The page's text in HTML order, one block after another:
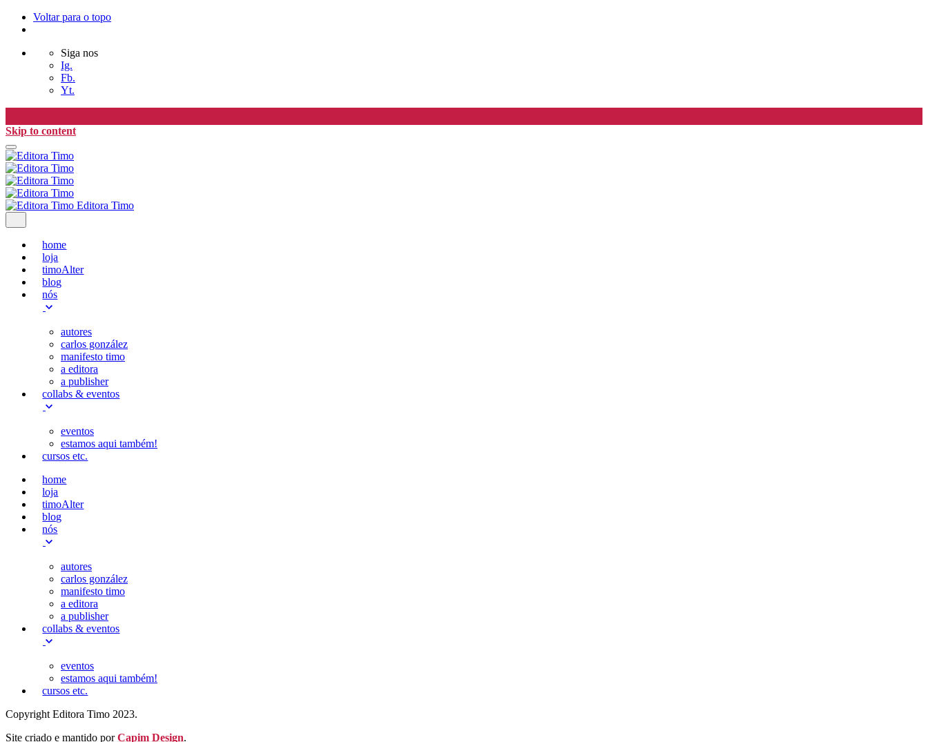
Voltar para o topo
Siga nos
Ig.
Fb.
Yt.
Skip to content
Editora Timo
home
loja
timoAlter
blog
nós
autores
carlos gonzález
manifesto timo
a editora
a publisher
collabs & eventos
eventos
estamos aqui também!
cursos etc.
home
loja
timoAlter
blog
nós
autores
carlos gonzález
manifesto timo
a editora
a publisher
collabs & eventos
eventos
estamos aqui também!
cursos etc.
Copyright Editora Timo 2023.
Site criado e mantido porCapim Design.